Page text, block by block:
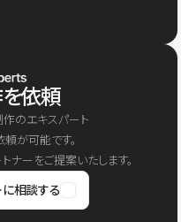
依頼
のエキスパート
が可能です。
ーをご提案いたします。
に相談する